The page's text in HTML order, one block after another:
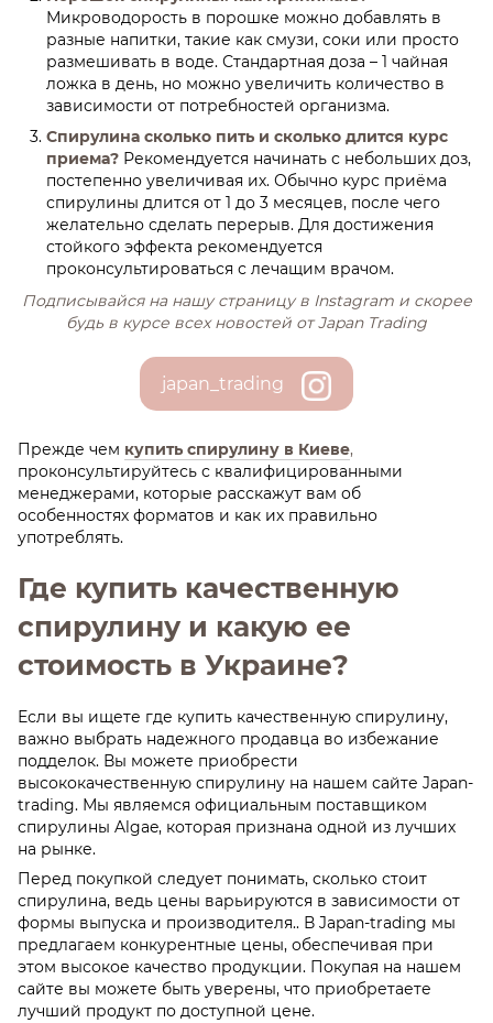
Микроводорость в порошке можно добавлять в
разные напитки, такие как смузи, соки или просто
размешивать в воде. Стандартная доза – 1 чайная
ложка в день, но можно увеличить количество в
зависимости от потребностей организма.
Спирулина сколько пить и сколько длится курс
приема? Рекомендуется начинать с небольших доз,
постепенно увеличивая их. Обычно курс приёма
спирулины длится от 1 до 3 месяцев, после чего
желательно сделать перерыв. Для достижения
стойкого эффекта рекомендуется
проконсультироваться с лечащим врачом.
Подписывайся на нашу страницу в Іnstagram и скорее
будь в курсе всех новостей от Japan Trading
japan_trading
Прежде чем купить спирулину в Киеве,
проконсультируйтесь с квалифицированными
менеджерами, которые расскажут вам об
особенностях форматов и как их правильно
употреблять.
Где купить качественную
спирулину и какую ее
стоимость в Украине?
Если вы ищете где купить качественную спирулину,
важно выбрать надежного продавца во избежание
подделок. Вы можете приобрести
высококачественную спирулину на нашем сайте Japan-
trading. Мы являемся официальным поставщиком
спирулины Algae, которая признана одной из лучших
на рынке.
Перед покупкой следует понимать, сколько стоит
спирулина, ведь цены варьируются в зависимости от
формы выпуска и производителя.. В Japan-trading мы
предлагаем конкурентные цены, обеспечивая при
этом высокое качество продукции. Покупая на нашем
сайте вы можете быть уверены, что приобретаете
лучший продукт по доступной цене.